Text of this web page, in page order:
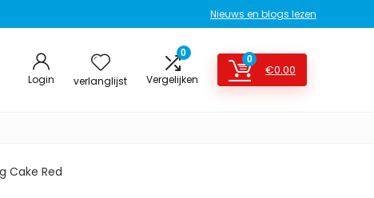
Nieuws en blogs lezen
Login verlanglijst
0
Vergelijken
0
€0.00
Cake Red